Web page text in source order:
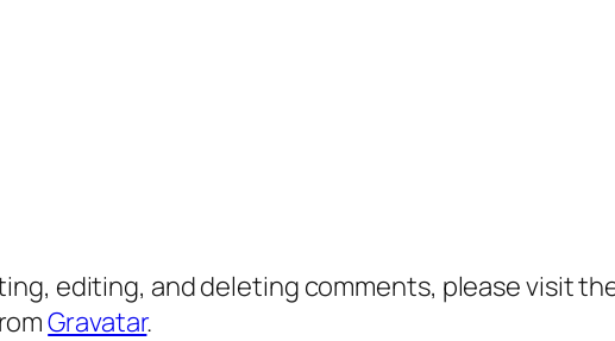
editing, and deleting comments, please visit
Gravatar.